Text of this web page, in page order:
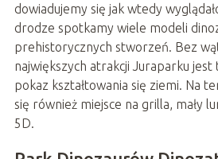
dowiadujemy się jak wtedy
drodze spotkamy wiele modeli
prehistorycznych stworzeń. Bez
największych atrakcji Juraparku jest
pokaz kształtowania się ziemi. Na
się również miejsce na grilla, mały
5D.